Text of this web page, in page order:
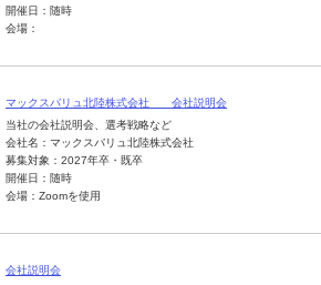
開催日：随時
会場：
マックスバリュ北陸株式会社 会社説明会
当社の会社説明会、選考戦略など
会社名：マックスバリュ北陸株式会社
募集対象：2027年卒・既卒
開催日：随時
会場：Zoomを使用
会社説明会